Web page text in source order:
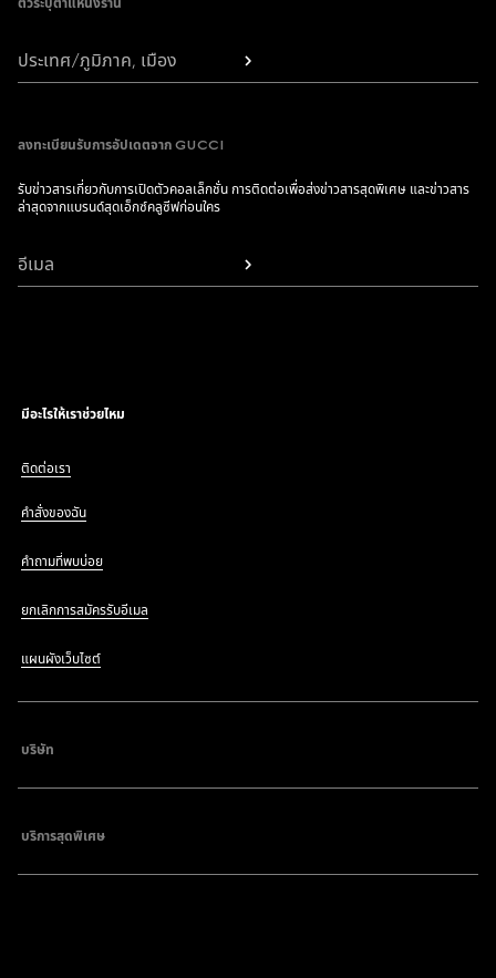
ตัวระบุตำแหน่งร้าน
ประเทศ/ภูมิภาค, เมือง
ลงทะเบียนรับการอัปเดตจาก GUCCI
รับข่าวสารเกี่ยวกับการเปิดตัวคอลเล็กชั่น การติดต่อเพื่อส่งข่าวสารสุดพิเศษ และข่าวสาร
ล่าสุดจากแบรนด์สุดเอ็กซ์คลูซีฟก่อนใคร
อีเมล
มีอะไรให้เราช่วยไหม
ติดต่อเรา
คำสั่งของฉัน
คำถามที่พบบ่อย
ยกเลิกการสมัครรับอีเมล
แผนผังเว็บไซต์
บริษัท
บริการสุดพิเศษ